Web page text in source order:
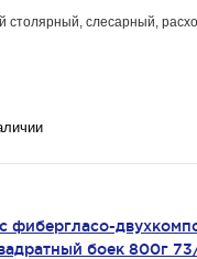
столярный, слесарный,
фибергласо-
боек 800г